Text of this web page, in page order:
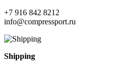
+7 916 842 8212
info@compressport.ru
Shipping